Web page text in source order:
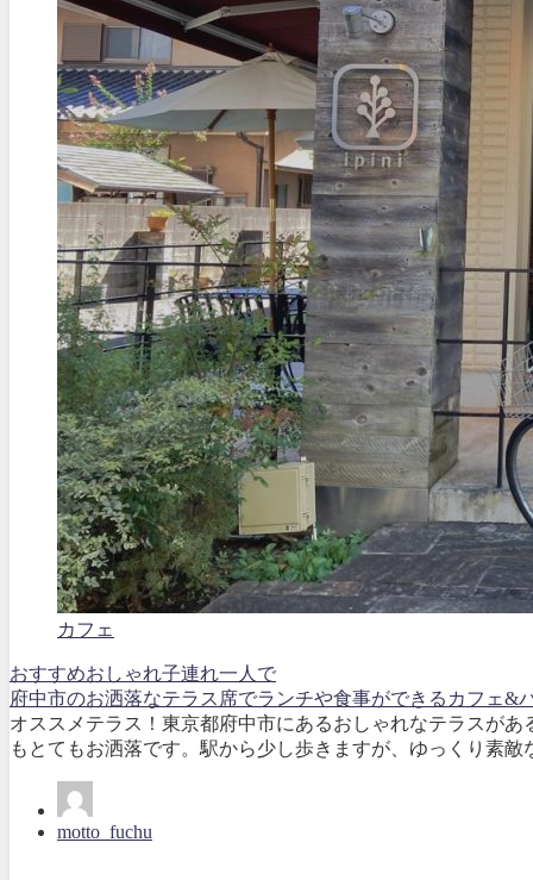
カフェ
おすすめおしゃれ子連れ一人で
府中市のお洒落なテラス席でランチや食事ができるカフェ&
オススメテラス！東京都府中市にあるおしゃれなテラスが
もとてもお洒落です。駅から少し歩きますが、ゆっくり素
motto_fuchu